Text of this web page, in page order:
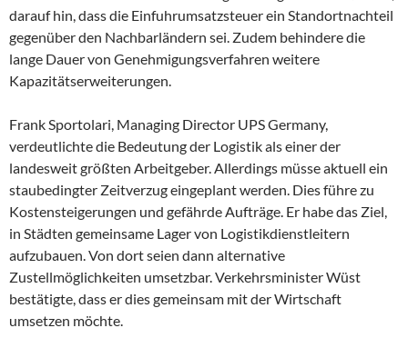
darauf hin, dass die Einfuhrumsatzsteuer ein Standortnachteil
gegenüber den Nachbarländern sei. Zudem behindere die
lange Dauer von Genehmigungsverfahren weitere
Kapazitätserweiterungen.
Frank Sportolari, Managing Director UPS Germany,
verdeutlichte die Bedeutung der Logistik als einer der
landesweit größten Arbeitgeber. Allerdings müsse aktuell ein
staubedingter Zeitverzug eingeplant werden. Dies führe zu
Kostensteigerungen und gefährde Aufträge. Er habe das Ziel,
in Städten gemeinsame Lager von Logistikdienstleitern
aufzubauen. Von dort seien dann alternative
Zustellmöglichkeiten umsetzbar. Verkehrsminister Wüst
bestätigte, dass er dies gemeinsam mit der Wirtschaft
umsetzen möchte.